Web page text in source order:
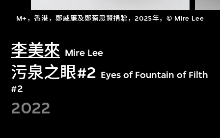
M+，香港，鄭威廉及鄭蔡思賢捐贈，2025年，© Mire Lee
李美來 Mire Lee
污泉之眼#2 Eyes of Fountain of Filth
#2
2022